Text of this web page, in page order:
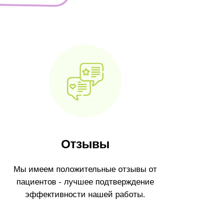
Отзывы
Мы имеем положительные отзывы от
пациентов - лучшее подтверждение
эффективности нашей работы.